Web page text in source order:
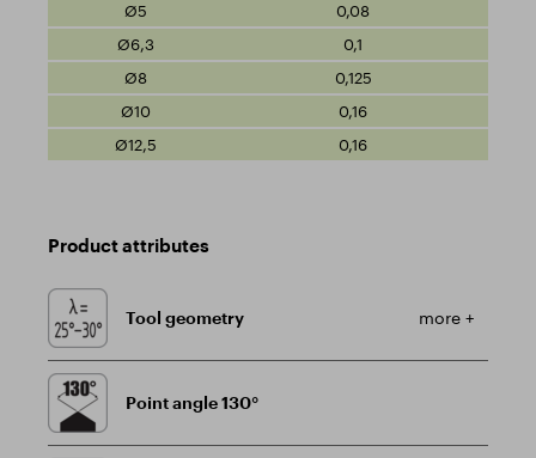
0,08
0,1
0,125
0,16
0,16
Product attributes
Tool geometry more +
Point angle 130°